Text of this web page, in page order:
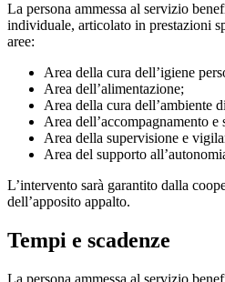
La persona ammessa al servizio
individuale, articolato in prestazioni
aree:
Area della cura dell’igiene
Area dell’alimentazione;
Area della cura dell’ambiente
Area dell’accompagnamento
Area della supervisione e
Area del supporto
L’intervento sarà garantito dalla
dell’apposito appalto.
Tempi e scadenze
La persona ammessa al servizio